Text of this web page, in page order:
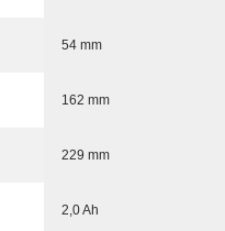
54 mm
162 mm
229 mm
2,0 Ah